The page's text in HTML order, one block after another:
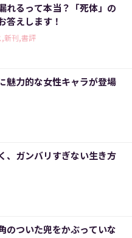
れるって本当？「死体」の
答えします！
新刊,書評
魅力的な女性キャラが登場
、ガンバリすぎない生き方
のついた兜をかぶっていな